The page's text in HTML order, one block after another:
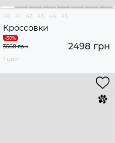
40 41 42 43 44 45
Кроссовки
2498 грн
3568 грн
1 цвет